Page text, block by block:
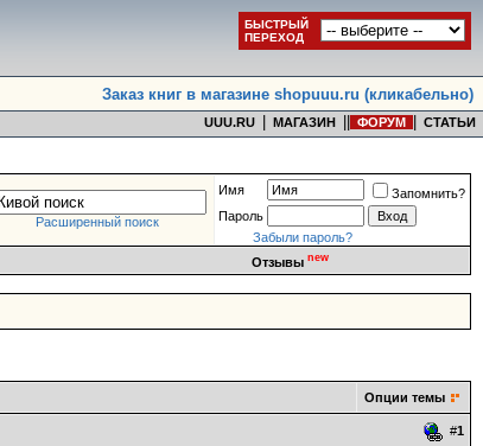
БЫСТРЫЙ
ПЕРЕХОД
Заказ книг в магазине shopuuu.ru (кликабельно)
UUU.RU МАГАЗИН ФОРУМ СТАТЬИ
Расширенный поиск
Имя
Запомнить?
Пароль
Забыли пароль?
Отзывы new
Опции темы
#1